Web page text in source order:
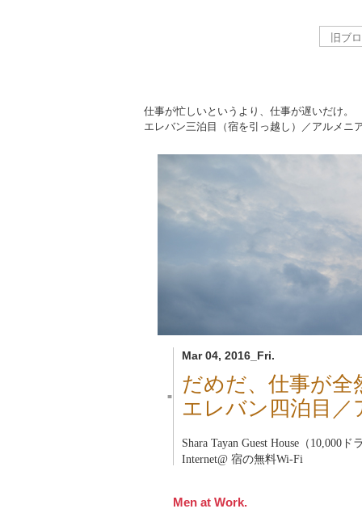
仕事が忙しいというより、仕事が遅いだけ。
エレバン三泊目（宿を引っ越し）／アルメニ
Mar 04, 2016_Fri.
■
だめだ、仕事が全
エレバン四泊目／
Shara Tayan Guest House（10,000ド
Internet@ 宿の無料Wi-Fi
Men at Work.